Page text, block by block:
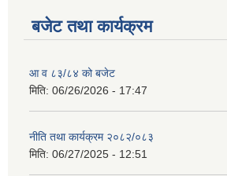
बजेट तथा कार्यक्रम
आ व ८३/८४ को बजेट
मिति: 06/26/2026 - 17:47
नीति तथा कार्यक्रम २०८२/०८३
मिति: 06/27/2025 - 12:51